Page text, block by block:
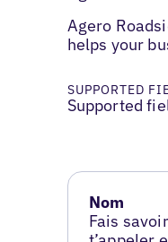
Agero
helps your
SUPPORTED
Supported
Nom
Fais